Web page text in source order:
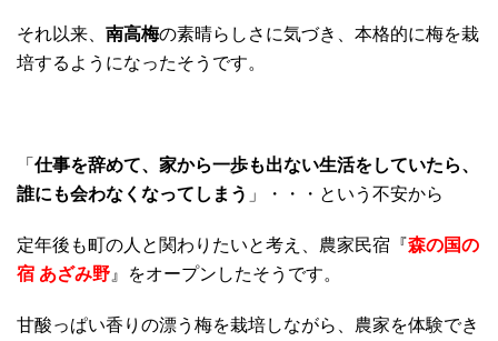
それ以来、 南高梅の素晴らしさに気づき、本格的に梅を栽
培するようになったそうです。
「 仕事を辞めて、家から一歩も出ない生活をしていたら、
誰にも会わなくなってしまう 」・・・という不安から
定年後も町の人と関わりたいと考え、農家民宿『森の国の
宿 あざみ野 』をオープンしたそうです。
甘酸っぱい香りの漂う梅を栽培しながら、農家を体験でき